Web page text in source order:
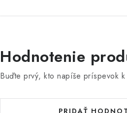
Hodnotenie
Buďte prvý, kto napíše príspevok
PRIDAŤ